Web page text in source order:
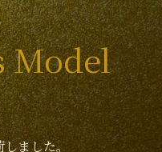
Model
しました。